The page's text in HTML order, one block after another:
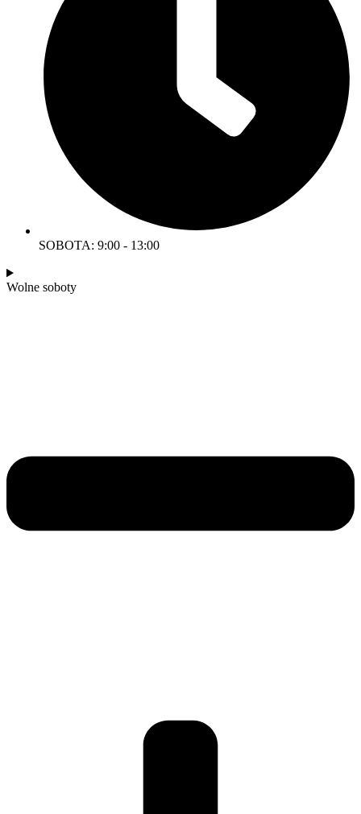
SOBOTA: 9:00 - 13:00
Wolne soboty